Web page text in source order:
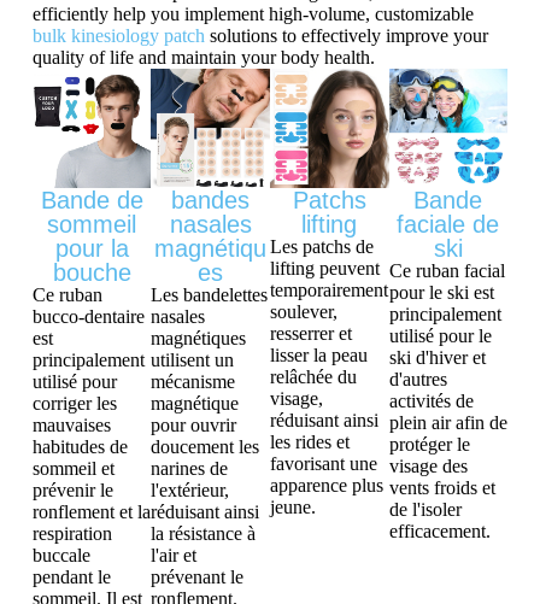
efficiently help you implement high-volume, customizable
bulk kinesiology patch solutions to effectively improve your
quality of life and maintain your body health.
Bande de
sommeil
pour la
bouche
Ce ruban
bucco-dentaire
est
principalement
utilisé pour
corriger les
mauvaises
habitudes de
sommeil et
prévenir le
ronflement et la
respiration
buccale
pendant le
sommeil. Il est
bandes
nasales
magnétiqu
es
Les bandelettes
nasales
magnétiques
utilisent un
mécanisme
magnétique
pour ouvrir
doucement les
narines de
l'extérieur,
réduisant ainsi
la résistance à
l'air et
prévenant le
ronflement.
Patchs
lifting
Les patchs de
lifting peuvent
temporairement
soulever,
resserrer et
lisser la peau
relâchée du
visage,
réduisant ainsi
les rides et
favorisant une
apparence plus
jeune.
Bande
faciale de
ski
Ce ruban facial
pour le ski est
principalement
utilisé pour le
ski d'hiver et
d'autres
activités de
plein air afin de
protéger le
visage des
vents froids et
de l'isoler
efficacement.